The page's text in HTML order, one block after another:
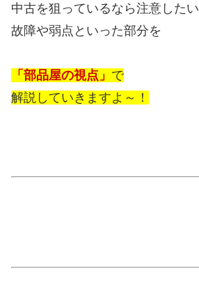
中古を狙っているなら注意したい
故障や弱点といった部分を
「部品屋の視点」 で
解説していきますよ～！